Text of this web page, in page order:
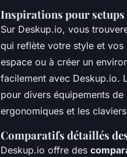
Inspirations pour setups
Sur Deskup.io, vous
qui reflète votre style et vos
espace ou à créer un
facilement avec Deskup.io.
pour divers équipements
ergonomiques et les
Comparatifs détaillés
Deskup.io offre des